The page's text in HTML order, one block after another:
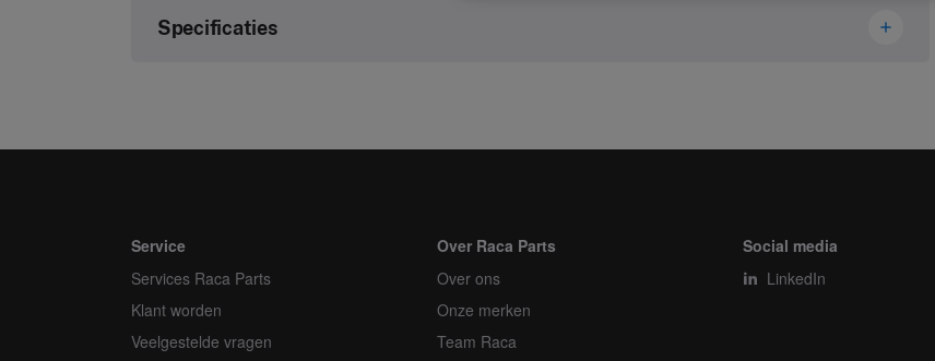
Specificaties
Artikelnummer
2305395
Eenheid
Minimale bestelhoeveelheid
Orderveelvoud
Service
Services Raca Parts
Klant worden
Veelgestelde vragen
Over Raca Parts
Over ons
Onze merken
Team Raca
Social media
LinkedIn